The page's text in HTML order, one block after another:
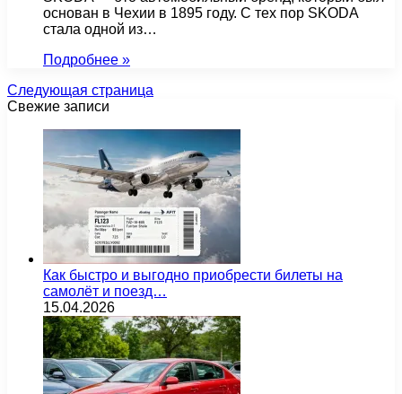
основан в Чехии в 1895 году. С тех пор SKODA
стала одной из…
Подробнее »
Следующая страница
Свежие записи
Как быстро и выгодно приобрести билеты на
самолёт и поезд…
15.04.2026